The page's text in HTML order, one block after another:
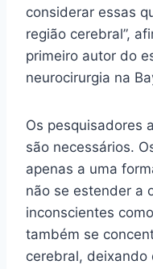
considerar essas
região cerebral”,
primeiro autor do
neurocirurgia na
Os pesquisadores
são necessários.
apenas a uma
não se estender a
inconscientes
também se
cerebral,